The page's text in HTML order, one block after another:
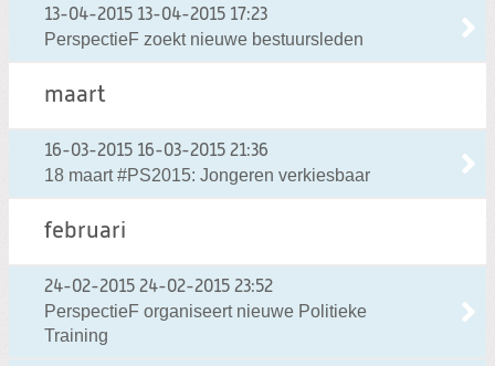
13-04-2015 13-04-2015 17:23
PerspectieF zoekt nieuwe bestuursleden
maart
16-03-2015 16-03-2015 21:36
18 maart #PS2015: Jongeren verkiesbaar
februari
24-02-2015 24-02-2015 23:52
PerspectieF organiseert nieuwe Politieke
Training